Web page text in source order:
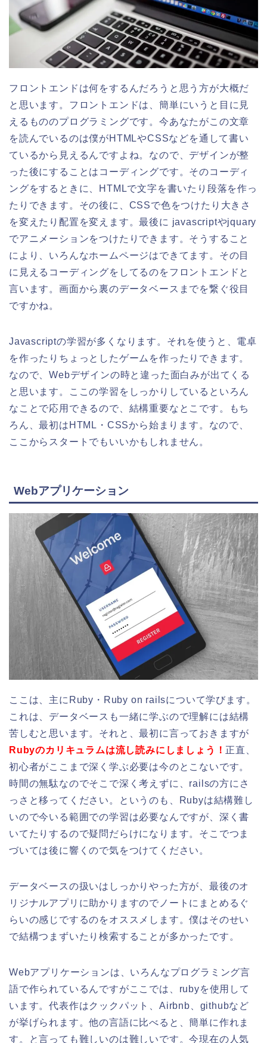
フロントエンドは何をするんだろうと思う方が大概だ
と思います。フロントエンドは、簡単にいうと目に見
えるもののプログラミングです。今あなたがこの文章
を読んでいるのは僕がHTMLやCSSなどを通して書い
ているから見えるんですよね。なので、デザインが整
った後にすることはコーディングです。そのコーディ
ングをするときに、HTMLで文字を書いたり段落を作っ
たりできます。その後に、CSSで色をつけたり大きさ
を変えたり配置を変えます。最後に javascriptやjquary
でアニメーションをつけたりできます。そうすること
により、いろんなホームページはできてます。その目
に見えるコーディングをしてるのをフロントエンドと
言います。画面から裏のデータベースまでを繋ぐ役目
ですかね。
Javascriptの学習が多くなります。それを使うと、電卓
を作ったりちょっとしたゲームを作ったりできます。
なので、Webデザインの時と違った面白みが出てくる
と思います。ここの学習をしっかりしているといろん
なことで応用できるので、結構重要なとこです。もち
ろん、最初はHTML・CSSから始まります。なので、
ここからスタートでもいいかもしれません。
Webアプリケーション
ここは、主にRuby・Ruby on railsについて学びます。
これは、データベースも一緒に学ぶので理解には結構
苦しむと思います。それと、最初に言っておきますが
Rubyのカリキュラムは流し読みにしましょう！ 正直、
初心者がここまで深く学ぶ必要は今のとこないです。
時間の無駄なのでそこで深く考えずに、railsの方にさ
っさと移ってください。というのも、Rubyは結構難し
いので今いる範囲での学習は必要なんですが、深く書
いてたりするので疑問だらけになります。そこでつま
づいては後に響くので気をつけてください。
データベースの扱いはしっかりやった方が、最後のオ
リジナルアプリに助かりますのでノートにまとめるぐ
らいの感じでするのをオススメします。僕はそのせい
で結構つまずいたり検索することが多かったです。
Webアプリケーションは、いろんなプログラミング言
語で作られているんですがここでは、rubyを使用して
います。代表作はクックパット、Airbnb、githubなど
が挙げられます。他の言語に比べると、簡単に作れま
す。と言っても難しいのは難しいです。今現在の人気